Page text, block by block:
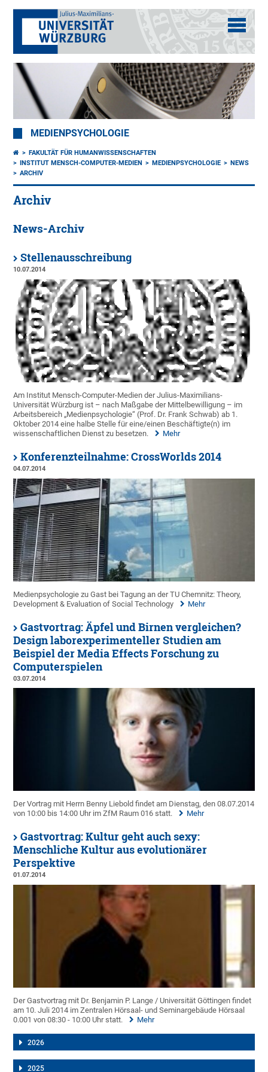
MEDIENPSYCHOLOGIE
FAKULTÄT FÜR HUMANWISSENSCHAFTEN
INSTITUT MENSCH-COMPUTER-MEDIEN
MEDIENPSYCHOLOGIE
NEWS
ARCHIV
Archiv
News-Archiv
Stellenausschreibung
10.07.2014
Am Institut Mensch-Computer-Medien der Julius-Maximilians-
Universität Würzburg ist – nach Maßgabe der Mittelbewilligung – im
Arbeitsbereich „Medienpsychologie“ (Prof. Dr. Frank Schwab) ab 1.
Oktober 2014 eine halbe Stelle für eine/einen Beschäftigte(n) im
wissenschaftlichen Dienst zu besetzen.
Mehr
Konferenzteilnahme: CrossWorlds 2014
04.07.2014
Medienpsychologie zu Gast bei Tagung an der TU Chemnitz: Theory,
Development & Evaluation of Social Technology
Mehr
Gastvortrag: Äpfel und Birnen vergleichen?
Design laborexperimenteller Studien am
Beispiel der Media Effects Forschung zu
Computerspielen
03.07.2014
Der Vortrag mit Herrn Benny Liebold findet am Dienstag, den 08.07.2014
von 10:00 bis 14:00 Uhr im ZfM Raum 016 statt.
Mehr
Gastvortrag: Kultur geht auch sexy:
Menschliche Kultur aus evolutionärer
Perspektive
01.07.2014
Der Gastvortrag mit Dr. Benjamin P. Lange / Universität Göttingen findet
am 10. Juli 2014 im Zentralen Hörsaal- und Seminargebäude Hörsaal
0.001 von 08:30 - 10:00 Uhr statt.
Mehr
2026
2025